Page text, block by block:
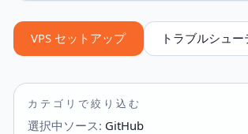
VPS セットアップ トラブルシュ
カテゴリで絞り込む
選択中ソース: GitHub